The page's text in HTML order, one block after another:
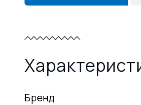
Бренд